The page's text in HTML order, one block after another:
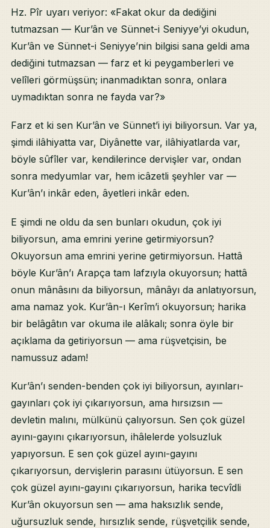
Hz. Pîr uyarı veriyor: «Fakat okur da dediğini
tutmazsan — Kur’ân ve Sünnet-i Seniyye’yi okudun,
Kur’ân ve Sünnet-i Seniyye’nin bilgisi sana geldi ama
dediğini tutmazsan — farz et ki peygamberleri ve
velîleri görmüşsün; inanmadıktan sonra, onlara
uymadıktan sonra ne fayda var?»
Farz et ki sen Kur’ân ve Sünnet’i iyi biliyorsun. Var ya,
şimdi ilâhiyatta var, Diyânette var, ilâhiyatlarda var,
böyle sûfîler var, kendilerince dervişler var, ondan
sonra medyumlar var, hem icâzetli şeyhler var —
Kur’ân’ı inkâr eden, âyetleri inkâr eden.
E şimdi ne oldu da sen bunları okudun, çok iyi
biliyorsun, ama emrini yerine getirmiyorsun?
Okuyorsun ama emrini yerine getirmiyorsun. Hattâ
böyle Kur’ân’ı Arapça tam lafzıyla okuyorsun; hattâ
onun mânâsını da biliyorsun, mânâyı da anlatıyorsun,
ama namaz yok. Kur’ân-ı Kerîm’i okuyorsun; harika
bir belâgâtın var okuma ile alâkalı; sonra öyle bir
açıklama da getiriyorsun — ama rüşvetçisin, be
namussuz adam!
Kur’ân’ı senden-benden çok iyi biliyorsun, ayınları-
gayınları çok iyi çıkarıyorsun, ama hırsızsın —
devletin malını, mülkünü çalıyorsun. Sen çok güzel
ayını-gayını çıkarıyorsun, ihâlelerde yolsuzluk
yapıyorsun. E sen çok güzel ayını-gayını
çıkarıyorsun, dervişlerin parasını ütüyorsun. E sen
çok güzel ayını-gayını çıkarıyorsun, harika tecvîdli
Kur’ân okuyorsun sen — ama haksızlık sende,
uğursuzluk sende, hırsızlık sende, rüşvetçilik sende,